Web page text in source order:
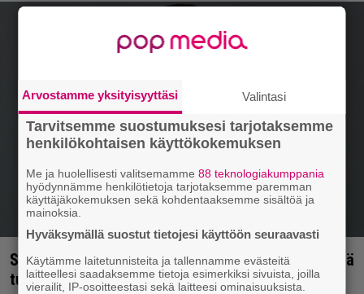
Sofia Belórfin omaisuutta myynnissä – jälleenmyyjä
tulee Suomesta
Arvostamme yksityisyyttäsi Valintasi
Tarvitsemme suostumuksesi tarjotaksemme
henkilökohtaisen käyttökokemuksen
Me ja huolellisesti valitsemamme88 teknologiakumppania
hyödynnämme henkilötietoja tarjotaksemme paremman
käyttäjäkokemuksen sekä kohdentaaksemme sisältöä ja
mainoksia.
Hyväksymällä suostut tietojesi käyttöön seuraavasti
Käytämme laitetunnisteita ja tallennamme evästeitä
laitteellesi saadaksemme tietoja esimerkiksi sivuista, joilla
vierailit, IP-osoitteestasi sekä laitteesi ominaisuuksista.